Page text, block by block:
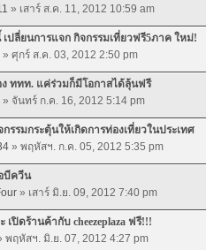
» เสาร์ ส.ค. 11, 2012 10:59 am
ปลี่ยนการแจก กิจกรรมเที่ยวฟรี5ภาค ใหม่!
» ศุกร์ ส.ค. 03, 2012 2:50 pm
ง ททท. แค่ร่วมก็มีโอกาสได้ลุ้นฟรี
» จันทร์ ก.ค. 16, 2012 5:14 pm
รรมกระตุ้นให้เกิดการท่องเที่ยวในประเทศ
» พฤหัสฯ. ก.ค. 05, 2012 5:35 pm
บีควีน
» เสาร์ มิ.ย. 09, 2012 7:40 pm
เปิดร้านค้ากับ cheezeplaza ฟรี!!!
พฤหัสฯ. มิ.ย. 07, 2012 4:27 pm